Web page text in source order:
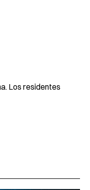
Los residentes